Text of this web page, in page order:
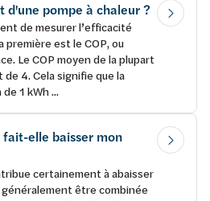
d'une pompe à chaleur ?
de mesurer l’efficacité
première est le COP, ou
Le COP moyen de la plupart
4. Cela signifie que la
1 kWh ...
elle baisser mon
certainement à abaisser
être combinée